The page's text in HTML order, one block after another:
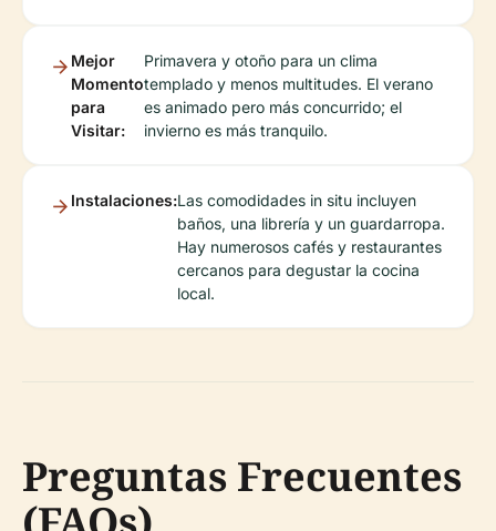
Mejor
Momento
para
Visitar:
Primavera y otoño para un clima
templado y menos multitudes. El verano
es animado pero más concurrido; el
invierno es más tranquilo.
Instalaciones:Las comodidades in situ incluyen
baños, una librería y un guardarropa.
Hay numerosos cafés y restaurantes
cercanos para degustar la cocina
local.
Preguntas Frecuentes